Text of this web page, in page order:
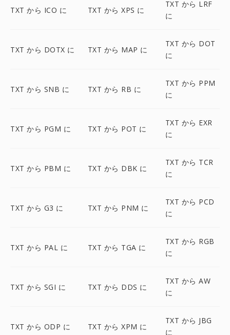
TXT から ICO に TXT から XPS に
TXT から LRF
に
TXT から DOTX に TXT から MAP に
TXT から DOT
に
TXT から SNB に TXT から RB に
TXT から PPM
に
TXT から PGM に TXT から POT に
TXT から EXR
に
TXT から PBM に TXT から DBK に
TXT から TCR
に
TXT から G3 に TXT から PNM に
TXT から PCD
に
TXT から PAL に TXT から TGA に
TXT から RGB
に
TXT から SGI に TXT から DDS に
TXT から AW
に
TXT から ODP に TXT から XPM に
TXT から JBG
に